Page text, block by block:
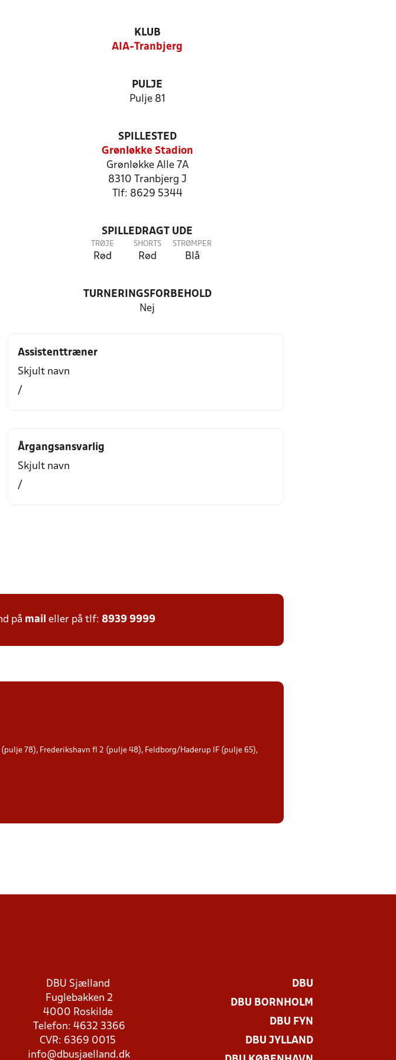
KLUB
AIA-Tranbjerg
PULJE
Pulje 81
SPILLESTED
Grønløkke Stadion
Grønløkke Alle 7A
8310 Tranbjerg J
Tlf: 8629 5344
SPILLEDRAGT UDE
TRØJE
Rød
SHORTS
Rød
STRØMPER
Blå
TURNERINGSFORBEHOLD
Nej
Assistenttræner
Skjult navn
/
Årgangsansvarlig
Skjult navn
/
på mail eller på tlf: 8939 9999
78), Frederikshavn fI 2 (pulje 48), Feldborg/Haderup IF (pulje 65),
DBU Sjælland
Fuglebakken 2
4000 Roskilde
Telefon: 4632 3366
CVR: 6369 0015
info@dbusjaelland.dk
DBU
DBU BORNHOLM
DBU FYN
DBU JYLLAND